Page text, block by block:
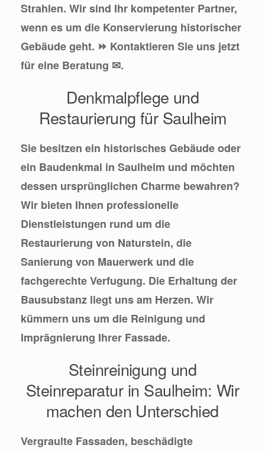
Strahlen. Wir sind Ihr kompetenter Partner,
wenn es um die Konservierung historischer
Gebäude geht. ⏩ Kontaktieren Sie uns jetzt
für eine Beratung ✉.
Denkmalpflege und
Restaurierung für Saulheim
Sie besitzen ein historisches Gebäude oder
ein Baudenkmal in Saulheim und möchten
dessen ursprünglichen Charme bewahren?
Wir bieten Ihnen professionelle
Dienstleistungen rund um die
Restaurierung von Naturstein, die
Sanierung von Mauerwerk und die
fachgerechte Verfugung. Die Erhaltung der
Bausubstanz liegt uns am Herzen. Wir
kümmern uns um die Reinigung und
Imprägnierung Ihrer Fassade.
Steinreinigung und
Steinreparatur in Saulheim: Wir
machen den Unterschied
Vergraulte Fassaden, beschädigte